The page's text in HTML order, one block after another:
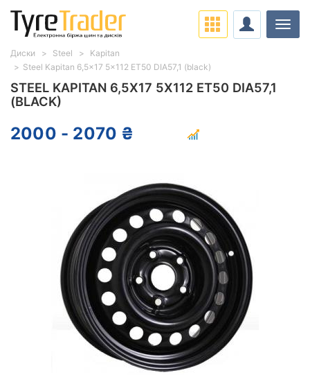
STEEL KAPITAN 6,5X17 5X112 ET50 DIA57,1
(BLACK)
2000 - 2070 ₴
Диски Steel
Kapitan
Steel Kapitan 6,5x17 5x112 ET50 DIA57,1 (black)